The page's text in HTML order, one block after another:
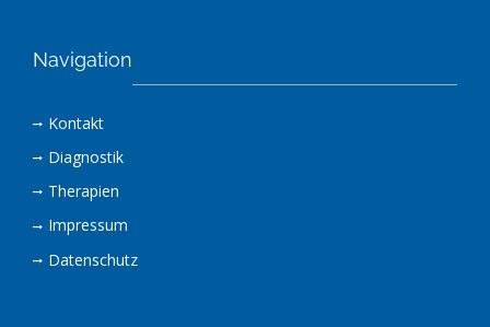
Navigation
Kontakt
Diagnostik
Therapien
Impressum
Datenschutz